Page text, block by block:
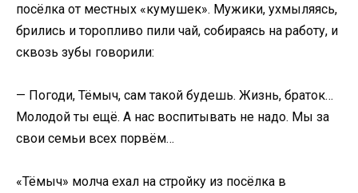
посёлка от местных «кумушек». Мужики, ухмыляясь,
брились и торопливо пили чай, собираясь на работу, и
сквозь зубы говорили:
— Погоди, Тёмыч, сам такой будешь. Жизнь, браток…
Молодой ты ещё. А нас воспитывать не надо. Мы за
свои семьи всех порвём…
«Тёмыч» молча ехал на стройку из посёлка в